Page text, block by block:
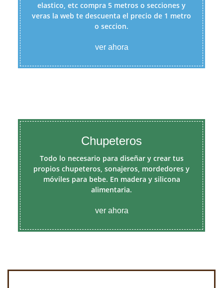
elastico, etc compra 5 metros o secciones y
veras la web te descuenta el precio de 1 metro
o seccion.
ver ahora
Chupeteros
Todo lo necesario para diseñar y crear tus
propios chupeteros, sonajeros, mordedores y
móviles para bebe. En madera y silicona
alimentaria.
ver ahora